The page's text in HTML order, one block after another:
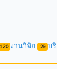
120 งานวิจัย 29 บ